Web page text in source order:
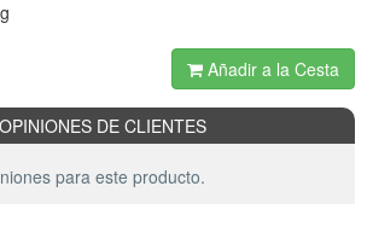
Añadir a la Cesta
OPINIONES DE CLIENTES
para este producto.